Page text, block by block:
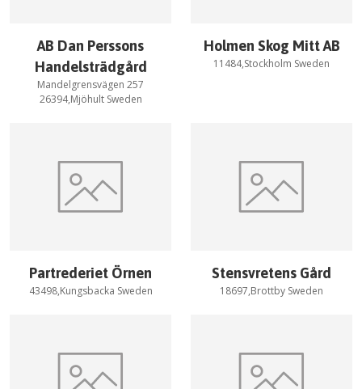
AB Dan Perssons
Handelsträdgård
Mandelgrensvägen 257
26394,Mjöhult Sweden
Holmen Skog Mitt AB
11484,Stockholm Sweden
Partrederiet Örnen
43498,Kungsbacka Sweden
Stensvretens Gård
18697,Brottby Sweden